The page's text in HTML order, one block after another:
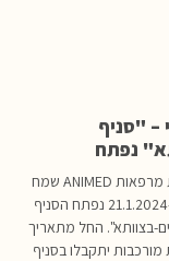
– "סניף
נפתח
לקחות יקרים, צוות מרפאות ANIMED שמח
לעדכן כי החל מה-21.1.2024 נפתח הסניף
בצוותא". החל מתאריך
מורכבות יתקבלו בסניף